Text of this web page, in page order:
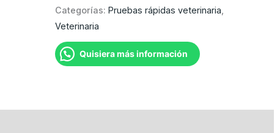
Categorías: Pruebas rápidas veterinaria
Veterinaria
Quisiera más información